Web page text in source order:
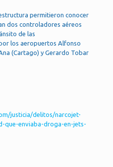
permitieron conocer
dos controladores aéreos
de las
los aeropuertos Alfonso
(Cartago) y Gerardo Tobar
justicia/delitos/narcojet-
que-enviaba-droga-en-jets-